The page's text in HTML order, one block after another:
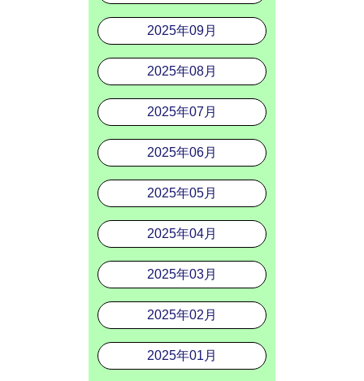
2025年09月
2025年08月
2025年07月
2025年06月
2025年05月
2025年04月
2025年03月
2025年02月
2025年01月